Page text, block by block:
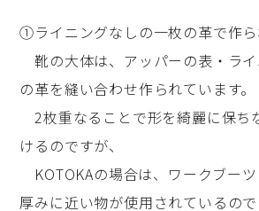
①ライニングなしの一枚の革で作
靴の大体は、アッパーの表・ラ
の革を縫い合わせ作られています。
2枚重なることで形を綺麗に保ち
けるのですが、
KOTOKAの場合は、ワークブー
厚みに近い物が使用されているので